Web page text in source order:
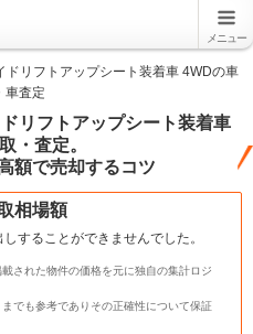
メニュー
リフトアップシート装着車 4WDの車
車査定
リフトアップシート装着車
・査定。
額で売却するコツ
相場額
することができませんでした。
された物件の価格を元に独自の集計ロジ
でも参考でありその正確性について保証